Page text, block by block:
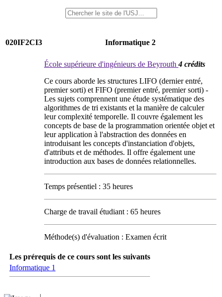
020IF2CI3 Informatique 2
École supérieure d'ingénieurs de Beyrouth4 crédits
Ce cours aborde les structures LIFO (dernier entré,
premier sorti) et FIFO (premier entré, premier sorti) -
Les sujets comprennent une étude systématique des
algorithmes de tri existants et la manière de calculer
leur complexité temporelle. Il couvre également les
concepts de base de la programmation orientée objet et
leur application à l'abstraction des données en
introduisant les concepts d'instanciation d'objets,
d'attributs et de méthodes. Il offre également une
introduction aux bases de données relationnelles.
Temps présentiel : 35 heures
Charge de travail étudiant : 65 heures
Méthode(s) d'évaluation : Examen écrit
Les prérequis de ce cours sont les suivants
Informatique 1